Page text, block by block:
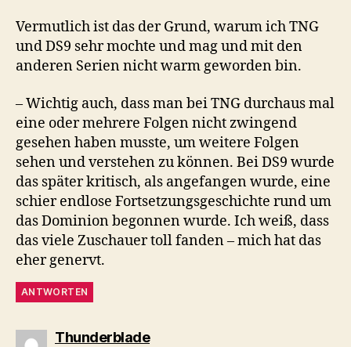
Vermutlich ist das der Grund, warum ich TNG
und DS9 sehr mochte und mag und mit den
anderen Serien nicht warm geworden bin.
– Wichtig auch, dass man bei TNG durchaus mal
eine oder mehrere Folgen nicht zwingend
gesehen haben musste, um weitere Folgen
sehen und verstehen zu können. Bei DS9 wurde
das später kritisch, als angefangen wurde, eine
schier endlose Fortsetzungsgeschichte rund um
das Dominion begonnen wurde. Ich weiß, dass
das viele Zuschauer toll fanden – mich hat das
eher genervt.
ANTWORTEN
Thunderbladesagt: